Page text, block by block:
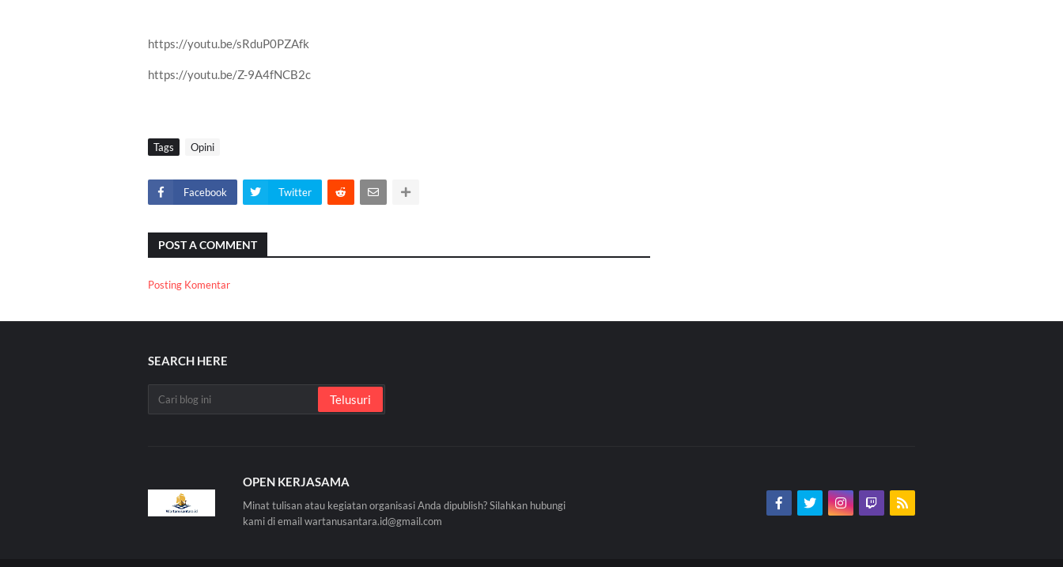
https://youtu.be/sRduP0PZAfk
https://youtu.be/Z-9A4fNCB2c
Tags Opini
Facebook Twitter
POST A COMMENT
Posting Komentar
SEARCH HERE
OPEN KERJASAMA
Minat tulisan atau kegiatan organisasi Anda dipublish? Silahkan hubungi
kami di email wartanusantara.id@gmail.com